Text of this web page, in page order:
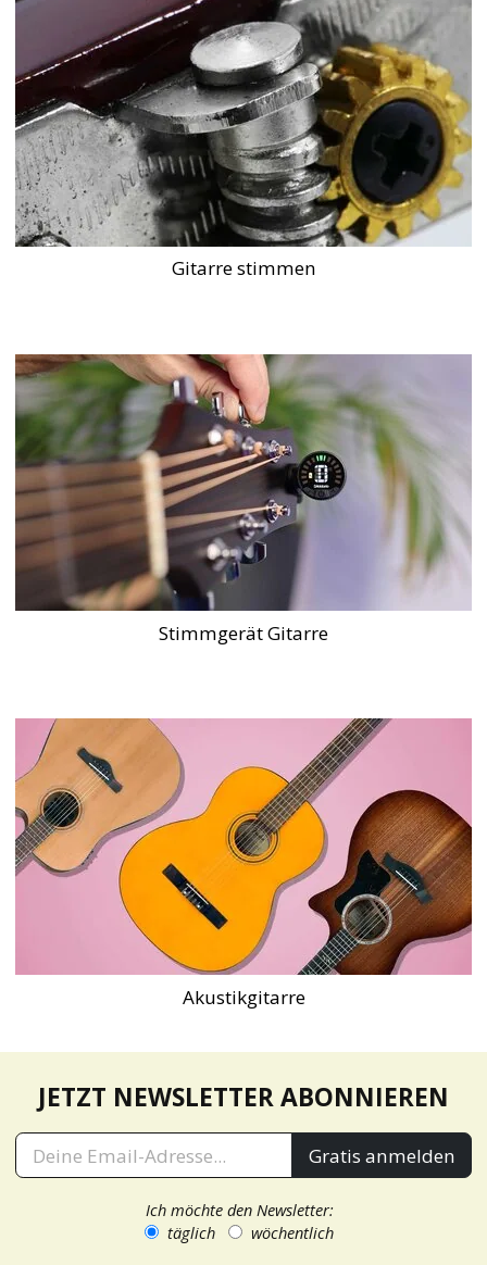
Gitarre stimmen
Stimmgerät Gitarre
Akustikgitarre
JETZT NEWSLETTER ABONNIEREN
Gratis anmelden
Ich möchte den Newsletter:
täglich
wöchentlich